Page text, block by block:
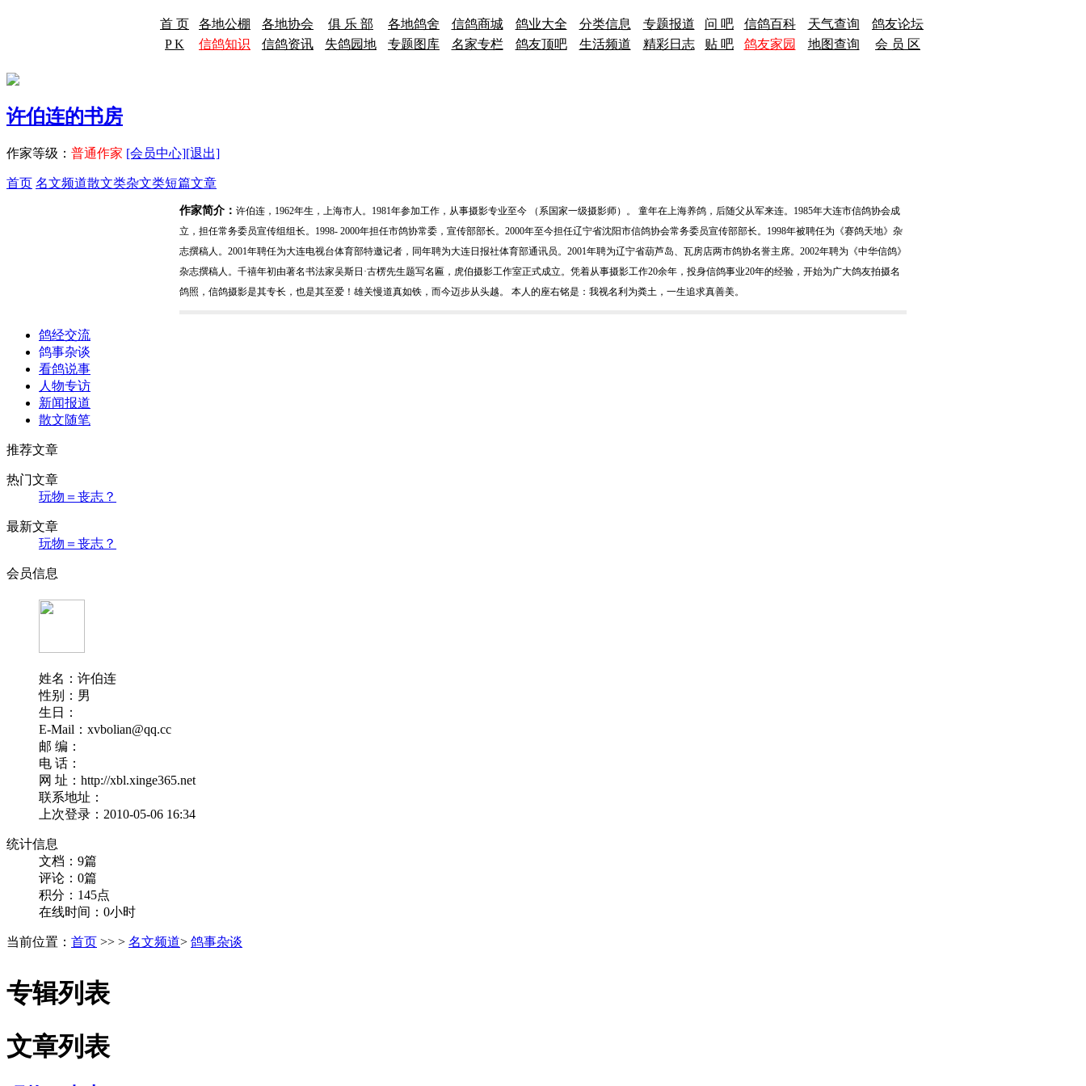
首 页 各地公棚 各地协会 俱 乐 部 各地鸽舍 信鸽商城 鸽业大全 分类信息 专题报道 问 吧 信鸽百科 天气查询
鸽友论坛
P K
信鸽知识 信鸽资讯 失鸽园地 专题图库 名家专栏 鸽友顶吧 生活频道 精彩日志 贴 吧 鸽友家园 地图查询 会 员 区
许伯连的书房
作家等级： 普通作家 [会员中心][退出]
首页 名文频道散文类杂文类短篇文章
作家简介： 许伯连，1962年生，上海市人。1981年参加工作，从事摄影专业至今 （系国家一级摄影师）。 童年在上海养鸽，后随父从军来连。1985年大连市信鸽协会成
立，担任常务委员宣传组组长。1998- 2000年担任市鸽协常委，宣传部部长。2000年至今担任辽宁省沈阳市信鸽协会常务委员宣传部部长。1998年被聘任为《赛鸽天地》杂
志撰稿人。2001年聘任为大连电视台体育部特邀记者，同年聘为大连日报社体育部通讯员。2001年聘为辽宁省葫芦岛、瓦房店两市鸽协名誉主席。2002年聘为《中华信鸽》
杂志撰稿人。千禧年初由著名书法家吴斯日·古楞先生题写名匾，虎伯摄影工作室正式成立。凭着从事摄影工作20余年，投身信鸽事业20年的经验，开始为广大鸽友拍摄名
鸽照，信鸽摄影是其专长，也是其至爱！雄关慢道真如铁，而今迈步从头越。 本人的座右铭是：我视名利为粪土，一生追求真善美。
鸽经交流
鸽事杂谈
看鸽说事
人物专访
新闻报道
散文随笔
推荐文章
热门文章
玩物＝丧志？
最新文章
玩物＝丧志？
会员信息
姓名：许伯连
性别：男
生日：
E-Mail：xvbolian@qq.cc
邮 编：
电 话：
网 址：http://xbl.xinge365.net
联系地址：
上次登录：2010-05-06 16:34
统计信息
文档：9篇
评论：0篇
积分：145点
在线时间：0小时
当前位置： 首页 >> > 名文频道> 鸽事杂谈
专辑列表
文章列表